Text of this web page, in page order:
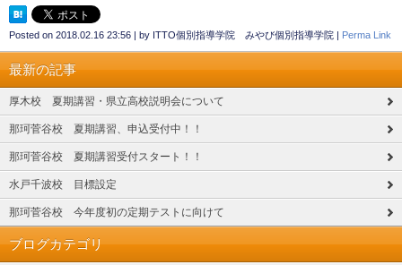
Posted on 2018.02.16 23:56 | by ITTO個別指導学院 みやび個別指導学院 | Perma Link
最新の記事
厚木校 夏期講習・県立高校説明会について
那珂菅谷校 夏期講習、申込受付中！！
那珂菅谷校 夏期講習受付スタート！！
水戸千波校 目標設定
那珂菅谷校 今年度初の定期テストに向けて
ブログカテゴリ